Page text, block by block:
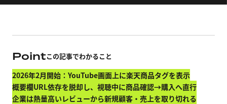
Pointこの記事でわかること
2026年2月開始：YouTube画面上に楽天商品タグを表示
概要欄URL依存を脱却し、視聴中に商品確認→購入へ直行
企業は熱量高いレビューから新規顧客・売上を取り切れる